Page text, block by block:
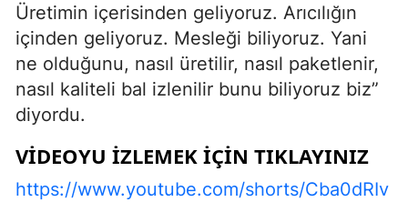
Üretimin içerisinden geliyoruz. Arıcılığın
içinden geliyoruz. Mesleği biliyoruz. Yani
ne olduğunu, nasıl üretilir, nasıl paketlenir,
nasıl kaliteli bal izlenilir bunu biliyoruz biz”
diyordu.
VİDEOYU İZLEMEK İÇİN TIKLAYINIZ
https://www.youtube.com/shorts/Cba0dRIv